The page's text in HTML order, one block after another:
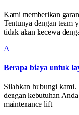
Kami memberikan
Tentunya dengan team
tidak akan kecewa
A
Berapa biaya untuk
Silahkan hubungi kami.
dengan kebutuhan
maintenance lift.